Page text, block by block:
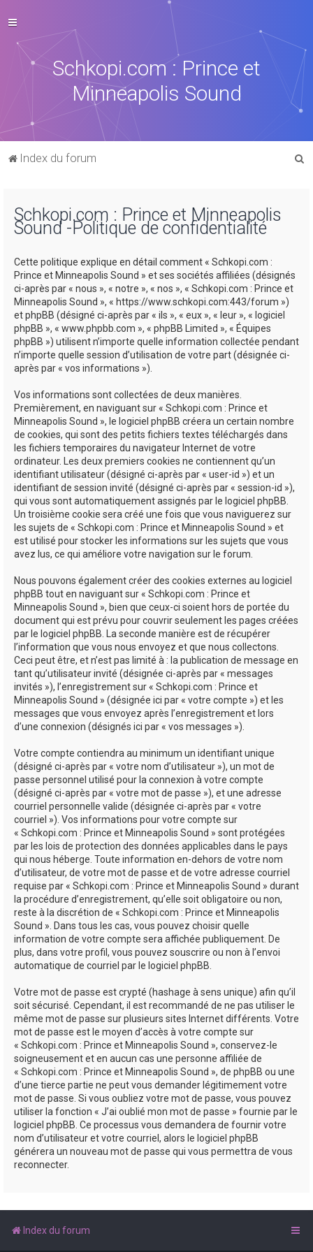
Schkopi.com : Prince et
Minneapolis Sound
Index du forum
Schkopi.com : Prince et Minneapolis
Sound -Politique de confidentialité
Cette politique explique en détail comment « Schkopi.com :
Prince et Minneapolis Sound » et ses sociétés affiliées (désignés
ci-après par « nous », « notre », « nos », « Schkopi.com : Prince et
Minneapolis Sound », « https://www.schkopi.com:443/forum »)
et phpBB (désigné ci-après par « ils », « eux », « leur », « logiciel
phpBB », « www.phpbb.com », « phpBB Limited », « Équipes
phpBB ») utilisent n’importe quelle information collectée pendant
n’importe quelle session d’utilisation de votre part (désignée ci-
après par « vos informations »).
Vos informations sont collectées de deux manières.
Premièrement, en naviguant sur « Schkopi.com : Prince et
Minneapolis Sound », le logiciel phpBB créera un certain nombre
de cookies, qui sont des petits fichiers textes téléchargés dans
les fichiers temporaires du navigateur Internet de votre
ordinateur. Les deux premiers cookies ne contiennent qu’un
identifiant utilisateur (désigné ci-après par « user-id ») et un
identifiant de session invité (désigné ci-après par « session-id »),
qui vous sont automatiquement assignés par le logiciel phpBB.
Un troisième cookie sera créé une fois que vous naviguerez sur
les sujets de « Schkopi.com : Prince et Minneapolis Sound » et
est utilisé pour stocker les informations sur les sujets que vous
avez lus, ce qui améliore votre navigation sur le forum.
Nous pouvons également créer des cookies externes au logiciel
phpBB tout en naviguant sur « Schkopi.com : Prince et
Minneapolis Sound », bien que ceux-ci soient hors de portée du
document qui est prévu pour couvrir seulement les pages créées
par le logiciel phpBB. La seconde manière est de récupérer
l’information que vous nous envoyez et que nous collectons.
Ceci peut être, et n’est pas limité à : la publication de message en
tant qu’utilisateur invité (désignée ci-après par « messages
invités »), l’enregistrement sur « Schkopi.com : Prince et
Minneapolis Sound » (désignée ici par « votre compte ») et les
messages que vous envoyez après l’enregistrement et lors
d’une connexion (désignés ici par « vos messages »).
Votre compte contiendra au minimum un identifiant unique
(désigné ci-après par « votre nom d’utilisateur »), un mot de
passe personnel utilisé pour la connexion à votre compte
(désigné ci-après par « votre mot de passe »), et une adresse
courriel personnelle valide (désignée ci-après par « votre
courriel »). Vos informations pour votre compte sur
« Schkopi.com : Prince et Minneapolis Sound » sont protégées
par les lois de protection des données applicables dans le pays
qui nous héberge. Toute information en-dehors de votre nom
d’utilisateur, de votre mot de passe et de votre adresse courriel
requise par « Schkopi.com : Prince et Minneapolis Sound » durant
la procédure d’enregistrement, qu’elle soit obligatoire ou non,
reste à la discrétion de « Schkopi.com : Prince et Minneapolis
Sound ». Dans tous les cas, vous pouvez choisir quelle
information de votre compte sera affichée publiquement. De
plus, dans votre profil, vous pouvez souscrire ou non à l’envoi
automatique de courriel par le logiciel phpBB.
Votre mot de passe est crypté (hashage à sens unique) afin qu’il
soit sécurisé. Cependant, il est recommandé de ne pas utiliser le
même mot de passe sur plusieurs sites Internet différents. Votre
mot de passe est le moyen d’accès à votre compte sur
« Schkopi.com : Prince et Minneapolis Sound », conservez-le
soigneusement et en aucun cas une personne affiliée de
« Schkopi.com : Prince et Minneapolis Sound », de phpBB ou une
d’une tierce partie ne peut vous demander légitimement votre
mot de passe. Si vous oubliez votre mot de passe, vous pouvez
utiliser la fonction « J’ai oublié mon mot de passe » fournie par le
logiciel phpBB. Ce processus vous demandera de fournir votre
nom d’utilisateur et votre courriel, alors le logiciel phpBB
générera un nouveau mot de passe qui vous permettra de vous
reconnecter.
Index du forum